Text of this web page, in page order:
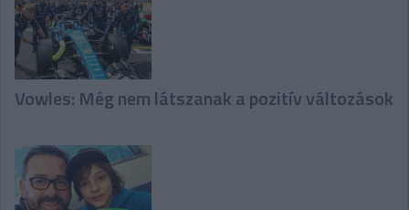
Vowles: Még nem látszanak a pozitív változások